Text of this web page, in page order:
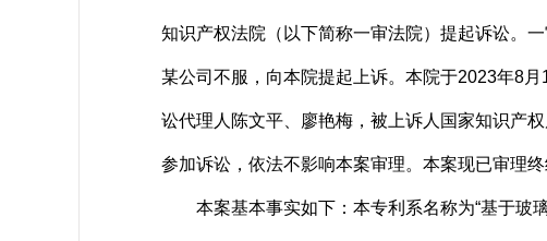
知识产权法院（以下简称一审法院）提起诉讼。
某公司不服，向本院提起上诉。本院于2023年8
讼代理人陈文平、廖艳梅，被上诉人国家知识产
参加诉讼，依法不影响本案审理。本案现已审理终
本案基本事实如下：本专利系名称为“基于玻璃